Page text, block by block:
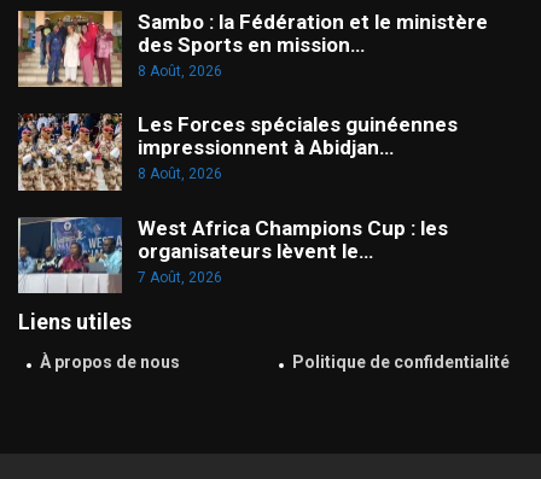
Sambo : la Fédération et le ministère
des Sports en mission…
8 Août, 2026
Les Forces spéciales guinéennes
impressionnent à Abidjan…
8 Août, 2026
West Africa Champions Cup : les
organisateurs lèvent le…
7 Août, 2026
Liens utiles
À propos de nous Politique de confidentialité